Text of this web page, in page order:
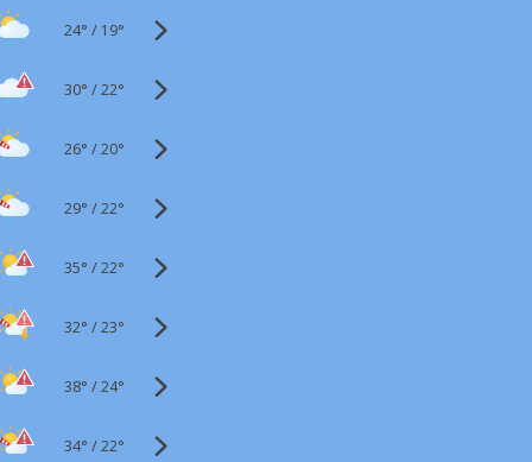
24° / 19°
30° /22°
26° /20°
29° /22°
35° /22°
32° /23°
38° /24°
34° /22°